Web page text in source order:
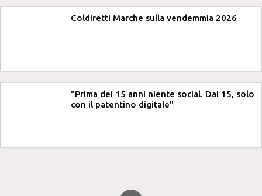
Coldiretti Marche sulla vendemmia 2026
"Prima dei 15 anni niente social. Dai 15, solo
con il patentino digitale"